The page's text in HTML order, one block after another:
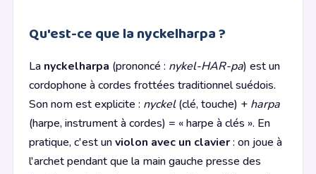
Qu'est-ce que la nyckelharpa ?
La nyckelharpa (prononcé : nykel-HAR-pa) est un
cordophone à cordes frottées traditionnel suédois.
Son nom est explicite : nyckel(clé, touche) + harpa
(harpe, instrument à cordes) = « harpe à clés ». En
pratique, c'est unviolon avec un clavier: on joue à
l'archet pendant que la main gauche presse des